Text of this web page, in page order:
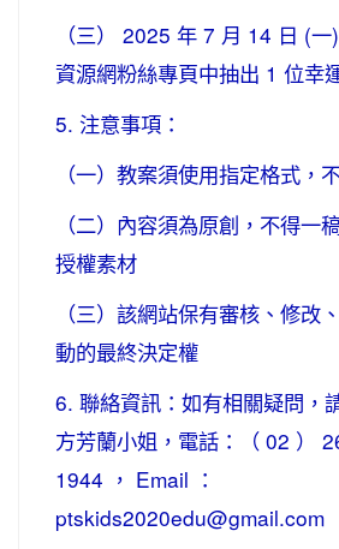
（三） 2025 年 7 月 14 日 (
資源網粉絲專頁中抽出 1 位幸
5. 注意事項：
（一）教案須使用指定格式，
（二）內容須為原創，不得一
授權素材
（三）該網站保有審核、修改
動的最終決定權
6. 聯絡資訊：如有相關疑問，
方芳蘭小姐，電話：（ 02 ）
1944 ， Email ：
ptskids2020edu@gmail.com